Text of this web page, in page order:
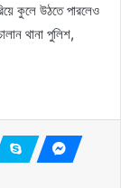
কুলে উঠতে পারলেও
থানা পুলিশ,